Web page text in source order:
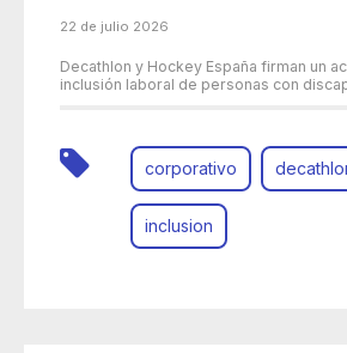
22 de julio 2026
Decathlon y Hockey España firman un
inclusión laboral de personas con
corporativo
inclusion